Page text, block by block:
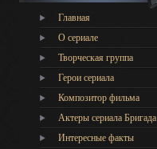
Главная
О сериале
Творческая группа
Герои сериала
Композитор фильма
Актеры сериала Бригада
Интересные факты